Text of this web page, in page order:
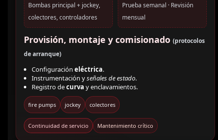
Bombas principal + jockey,
colectores, controladores
Prueba semanal · Revisión
mensual
Provisión, montaje y comisionado (protocolos
de arranque)
Configuración eléctrica.
Instrumentación yseñales de estado.
Registro decurva y enclavamientos.
fire pumps jockey colectores
Continuidad de servicio Mantenimiento crítico